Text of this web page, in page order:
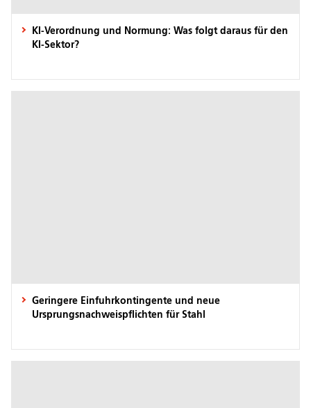
KI-Verordnung und Normung: Was folgt daraus für den
KI-Sektor?
Geringere Einfuhrkontingente und neue
Ursprungsnachweispflichten für Stahl